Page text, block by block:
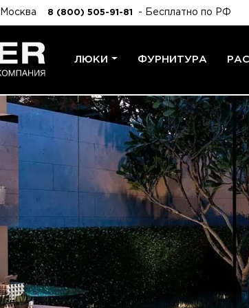
8 (800) 505-91-81 - Бесплатно по РФ
ЛЮКИ ФУРНИТУРА